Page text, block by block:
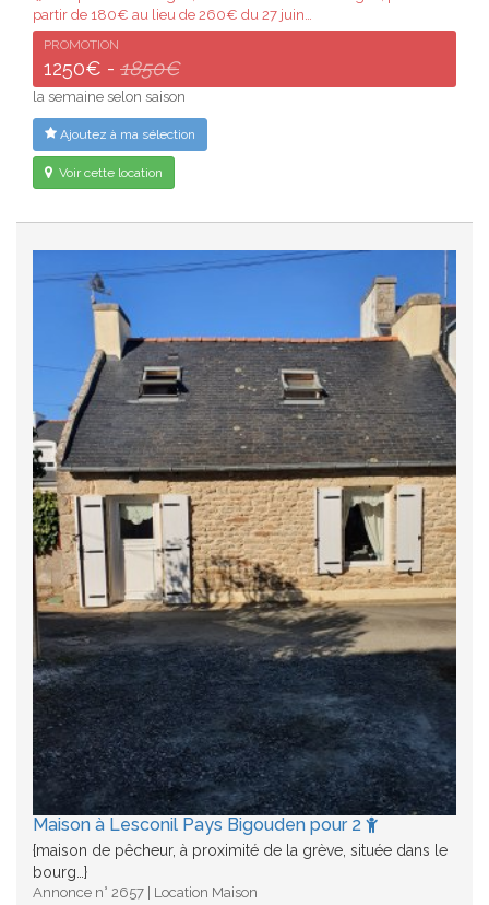
partir de 180€ au lieu de 260€ du 27 juin…
PROMOTION
1250€ - 1850€
la semaine selon saison
Ajoutez à ma sélection
Voir cette location
Maison à Lesconil Pays Bigouden pour 2
{maison de pêcheur, à proximité de la grève, située dans le
bourg…}
Annonce n° 2657 | Location Maison